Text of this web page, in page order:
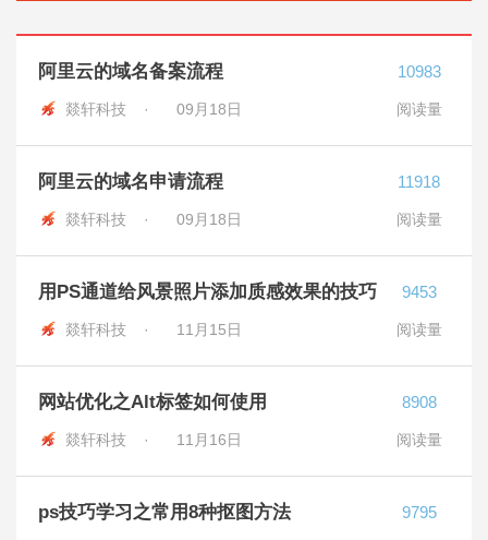
阿里云的域名备案流程
燚轩科技 · 09月18日
10983
阅读量
阿里云的域名申请流程
燚轩科技 · 09月18日
11918
阅读量
用PS通道给风景照片添加质感效果的技巧
燚轩科技 · 11月15日
9453
阅读量
网站优化之Alt标签如何使用
燚轩科技 · 11月16日
8908
阅读量
ps技巧学习之常用8种抠图方法 9795